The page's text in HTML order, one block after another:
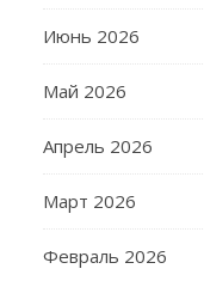
Июнь 2026
Май 2026
Апрель 2026
Март 2026
Февраль 2026